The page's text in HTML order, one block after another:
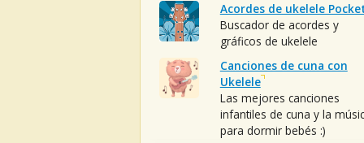
Acordes de ukelele
Buscador de acordes y
gráficos de ukelele
Canciones de cuna con
Ukelele
Las mejores canciones
infantiles de cuna y la
para dormir bebés :)